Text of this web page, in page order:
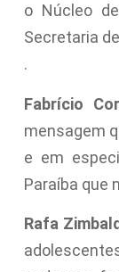
o Núcleo
Secretaria
.
Fabrício
mensagem
e em
Paraíba que
Rafa